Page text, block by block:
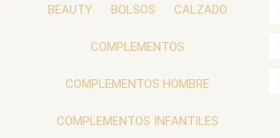
BEAUTY BOLSOS CALZADO
COMPLEMENTOS
COMPLEMENTOS HOMBRE
COMPLEMENTOS INFANTILES